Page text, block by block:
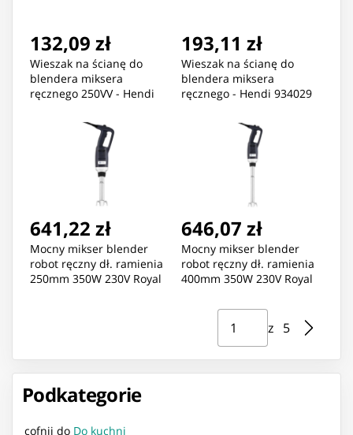
Podkategorie
cofnij do Do kuchni
132,09 zł
Wieszak na ścianę do
blendera miksera
ręcznego 250VV - Hendi
193,11 zł
Wieszak na ścianę do
blendera miksera
ręcznego - Hendi 934029
641,22 zł
Mocny mikser blender
robot ręczny dł. ramienia
250mm 350W 230V Royal
646,07 zł
Mocny mikser blender
robot ręczny dł. ramienia
400mm 350W 230V Royal
Strona ⁨1⁩ z ⁨5⁩
z ⁨5⁩
Przejdź do strony